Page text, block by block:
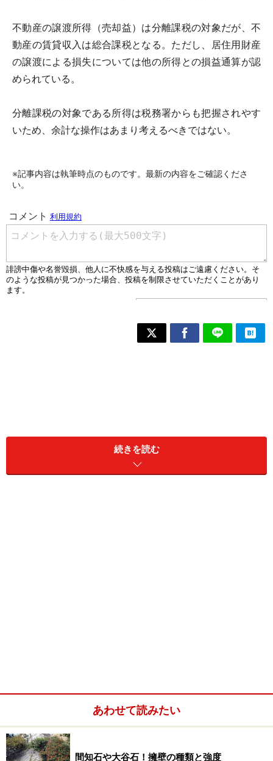
不動産の譲渡所得（売却益）は分離課税の対象だが、不
動産の賃貸収入は総合課税となる。ただし、居住用財産
の譲渡による損失については他の所得との損益通算が認
められている。
分離課税の対象である所得は税務署からも把握されやす
いため、余計な操作はあまり考えるべきではない。
※記事内容は執筆時点のものです。最新の内容をご確認くださ
い。
続きを読む
あわせて読みたい
間知石や大谷石！擁壁の種類と強度